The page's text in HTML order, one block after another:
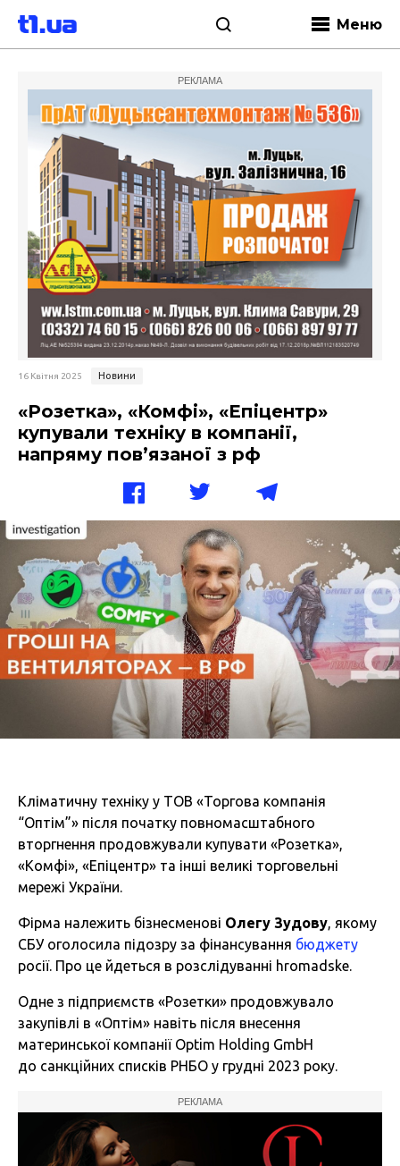
Меню
РЕКЛАМА
16 Квітня 2025 Новини
«Розетка», «Комфі», «Епіцентр»
купували техніку в компанії,
напряму пов’язаної з рф
Кліматичну техніку у ТОВ «Торгова компанія
“Оптім”» після початку повномасштабного
вторгнення продовжували купувати «Розетка»,
«Комфі», «Епіцентр» та інші великі торговельні
мережі України.
Фірма належить бізнесменові Олегу Зудову, якому
СБУ оголосила підозру за фінансування бюджету
росії. Про це йдеться в розслідуванні hromadske.
Одне з підприємств «Розетки» продовжувало
закупівлі в «Оптім» навіть після внесення
материнської компанії Optim Holding GmbH
до санкційних списків РНБО у грудні 2023 року.
РЕКЛАМА